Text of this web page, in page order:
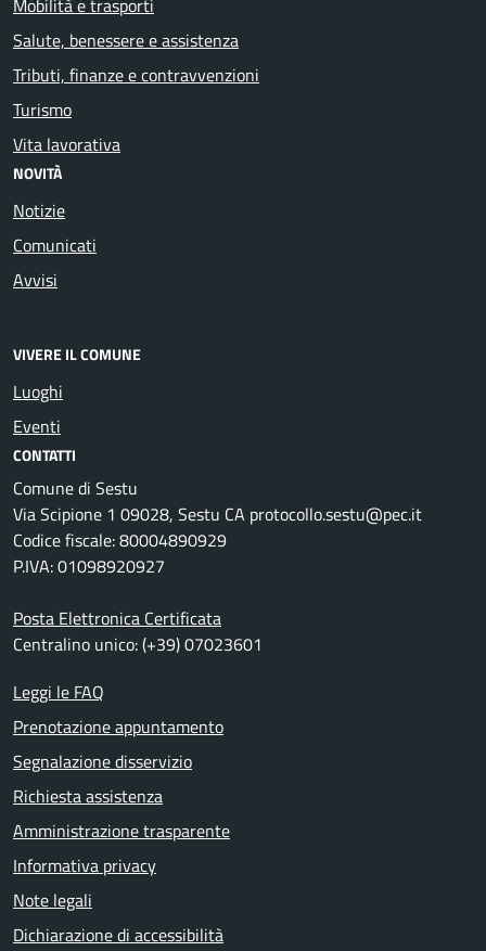
Salute, benessere e assistenza
Tributi, finanze e contravvenzioni
Turismo
Vita lavorativa
NOVITÀ
Notizie
Comunicati
Avvisi
VIVERE IL COMUNE
Luoghi
Eventi
CONTATTI
Comune di Sestu
Via Scipione 1 09028, Sestu CA protocollo.sestu@pec.it
Codice fiscale: 80004890929
P.IVA: 01098920927
Posta Elettronica Certificata
Centralino unico: (+39) 07023601
Leggi le FAQ
Prenotazione appuntamento
Segnalazione disservizio
Richiesta assistenza
Amministrazione trasparente
Informativa privacy
Note legali
Dichiarazione di accessibilità